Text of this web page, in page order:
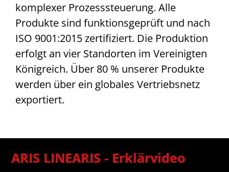
komplexer Prozesssteuerung. Alle
Produkte sind funktionsgeprüft und nach
ISO 9001:2015 zertifiziert. Die Produktion
erfolgt an vier Standorten im Vereinigten
Königreich. Über 80 % unserer Produkte
werden über ein globales Vertriebsnetz
exportiert.
ARIS LINEARIS - Erklärvideo